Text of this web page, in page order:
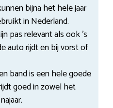
bijna het hele jaar
in Nederland.
pas relevant als ook ’s
auto rijdt en bij vorst of
band is een hele goede
goed in zowel het